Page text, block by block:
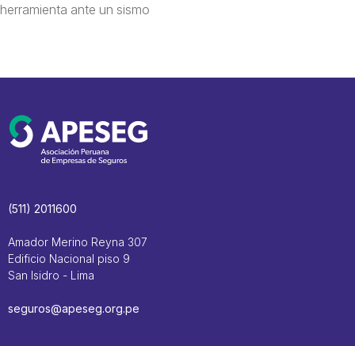
herramienta ante un sismo
(511) 2011600
Amador Merino Reyna 307
Edificio Nacional piso 9
San Isidro - Lima
seguros@apeseg.org.pe